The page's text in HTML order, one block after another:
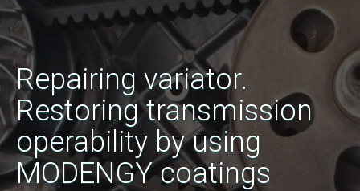
Repairing variator.
Restoring transmission
operability by using
MODENGY coatings